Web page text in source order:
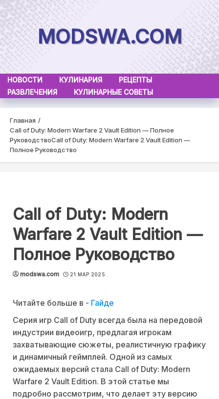
Skip
to
content
MODSWA.COM
НОВОСТИ КУЛИНАРИЯ
РЕЦЕПТЫ
РАЗВЛЕЧЕНИЯ
КУЛИНАРНЫЕ СОВЕТЫ
Главная
Call of Duty: Modern Warfare 2 Vault Edition — Полное
РуководствоCall of Duty: Modern Warfare 2 Vault Edition —
Полное Руководство
Call of Duty: Modern
Warfare 2 Vault Edition —
Полное Руководство
modswa.com 21 МАР 2025
Читайте больше в - Гайде
Серия игр Call of Duty всегда была на передовой
индустрии видеоигр, предлагая игрокам
захватывающие сюжеты, реалистичную графику
и динамичный геймплей. Одной из самых
ожидаемых версий стала Call of Duty: Modern
Warfare 2 Vault Edition. В этой статье мы
подробно рассмотрим, что делает эту версию